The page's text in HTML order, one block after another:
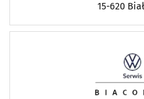
15-620